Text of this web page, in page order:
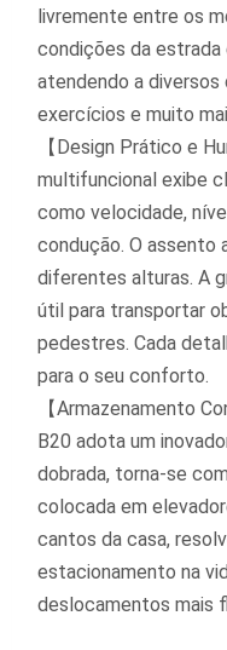
livremente entre os
condições da estrada
atendendo a
exercícios e muito
【Design Prático e
multifuncional exibe
como velocidade,
condução. O assento
diferentes alturas. A
útil para transportar
pedestres. Cada
para o seu conforto.
【Armazenamento
B20 adota um
dobrada, torna-se
colocada em
cantos da casa,
estacionamento na
deslocamentos mais